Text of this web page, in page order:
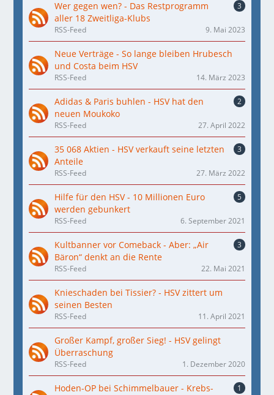
Wer gegen wen? - Das Restprogramm
aller 18 Zweitliga-Klubs
3
RSS-Feed 9. Mai 2023
Neue Verträge - So lange bleiben Hrubesch
und Costa beim HSV
RSS-Feed 14. März 2023
Adidas & Paris buhlen - HSV hat den
neuen Moukoko
2
RSS-Feed 27. April 2022
35 068 Aktien - HSV verkauft seine letzten
Anteile
3
RSS-Feed 27. März 2022
Hilfe für den HSV - 10 Millionen Euro
werden gebunkert
5
RSS-Feed 6. September 2021
Kultbanner vor Comeback - Aber: „Air
Bäron“ denkt an die Rente
3
RSS-Feed 22. Mai 2021
Knieschaden bei Tissier? - HSV zittert um
seinen Besten
RSS-Feed 11. April 2021
Großer Kampf, großer Sieg! - HSV gelingt
Überraschung
RSS-Feed 1. Dezember 2020
Hoden-OP bei Schimmelbauer - Krebs-
1